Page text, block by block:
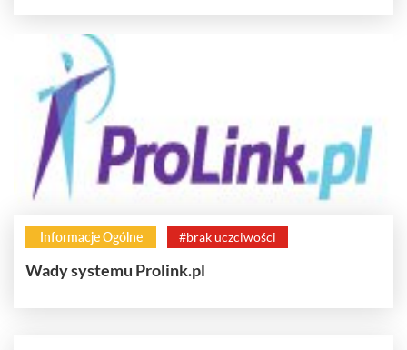
Informacje Ogólne #brak uczciwości
Wady systemu Prolink.pl